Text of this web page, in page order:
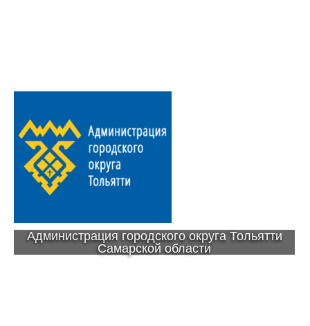
Администрация городского округа Тольятти
Самарской области